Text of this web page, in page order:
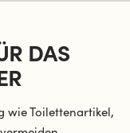
DAS
wie Toilettenartikel,